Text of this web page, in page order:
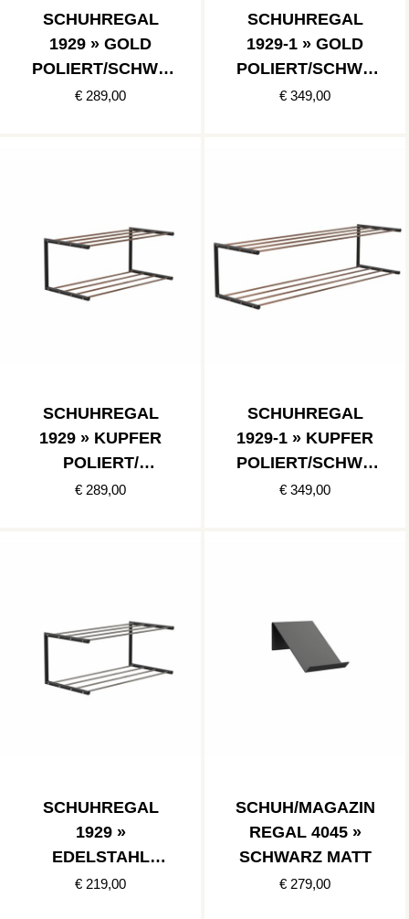
SCHUHREGAL
1929 » GOLD
POLIERT/SCHWA
RZ MATT
€ 289,00
SCHUHREGAL
1929-1 » GOLD
POLIERT/SCHWA
RZ MATT
€ 349,00
SCHUHREGAL
1929 » KUPFER
POLIERT/
´SCHWARZ MATT
€ 289,00
SCHUHREGAL
1929-1 » KUPFER
POLIERT/SCHWA
RZ MATT
€ 349,00
SCHUHREGAL
1929 »
EDELSTAHL
POLIERT/SCHWA
€ 219,00
SCHUH/MAGAZIN
REGAL 4045 »
SCHWARZ MATT
€ 279,00